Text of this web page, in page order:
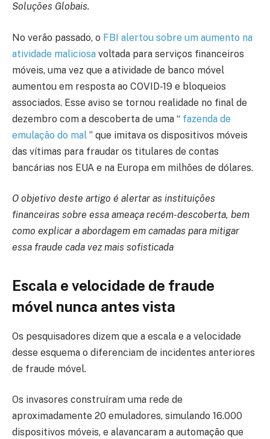
Soluções Globais.
No verão passado, o FBI alertou sobre um aumento na
atividade maliciosa voltada para serviços financeiros
móveis, uma vez que a atividade de banco móvel
aumentou em resposta ao COVID-19 e bloqueios
associados. Esse aviso se tornou realidade no final de
dezembro com a descoberta de uma “ fazenda de
emulação do mal ” que imitava os dispositivos móveis
das vítimas para fraudar os titulares de contas
bancárias nos EUA e na Europa em milhões de dólares.
O objetivo deste artigo é alertar as instituições
financeiras sobre essa ameaça recém-descoberta, bem
como explicar a abordagem em camadas para mitigar
essa fraude cada vez mais sofisticada
Escala e velocidade de fraude
móvel nunca antes vista
Os pesquisadores dizem que a escala e a velocidade
desse esquema o diferenciam de incidentes anteriores
de fraude móvel.
Os invasores construíram uma rede de
aproximadamente 20 emuladores, simulando 16.000
dispositivos móveis, e alavancaram a automação que